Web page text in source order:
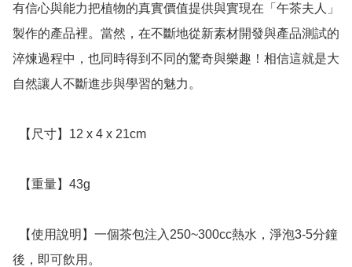
有信心與能力把植物的真實價值提供與實現在「午茶夫人」
製作的產品裡。當然，在不斷地從新素材開發與產品測試的
淬煉過程中，也同時得到不同的驚奇與樂趣！相信這就是大
自然讓人不斷進步與學習的魅力。
後，即可飲用。